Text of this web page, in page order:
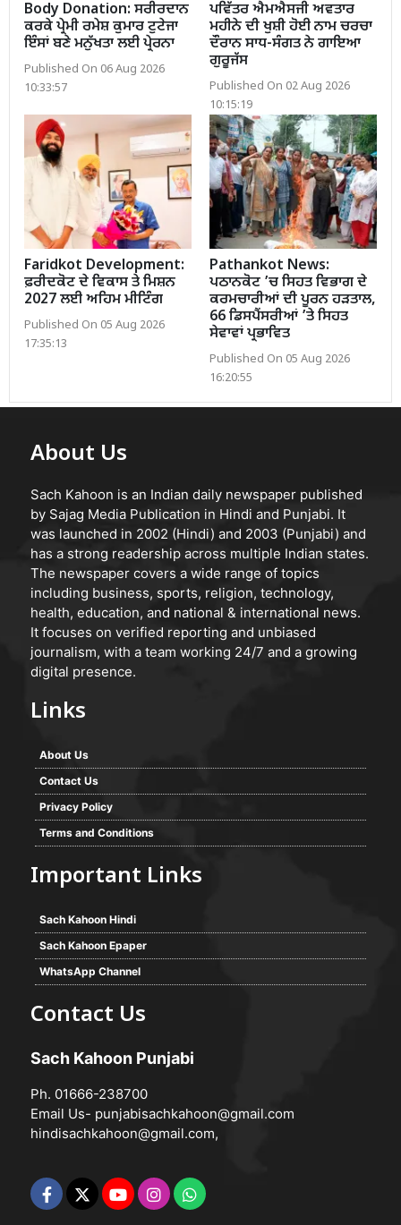
Body Donation: ਸਰੀਰਦਾਨ
ਕਰਕੇ ਪ੍ਰੇਮੀ ਰਮੇਸ਼ ਕੁਮਾਰ ਟੁਟੇਜਾ
ਇੰਸਾਂ ਬਣੇ ਮਨੁੱਖਤਾ ਲਈ ਪ੍ਰੇਰਨਾ
Published On 06 Aug 2026
10:33:57
ਪਵਿੱਤਰ ਐਮਐਸਜੀ ਅਵਤਾਰ
ਮਹੀਨੇ ਦੀ ਖੁਸ਼ੀ ਹੋਈ ਨਾਮ ਚਰਚਾ
ਦੌਰਾਨ ਸਾਧ-ਸੰਗਤ ਨੇ ਗਾਇਆ
ਗੁਰੂਜੱਸ
Published On 02 Aug 2026
10:15:19
Faridkot Development:
ਫ਼ਰੀਦਕੋਟ ਦੇ ਵਿਕਾਸ ਤੇ ਮਿਸ਼ਨ
2027 ਲਈ ਅਹਿਮ ਮੀਟਿੰਗ
Published On 05 Aug 2026
17:35:13
Pathankot News:
ਪਠਾਨਕੋਟ ’ਚ ਸਿਹਤ ਵਿਭਾਗ ਦੇ
ਕਰਮਚਾਰੀਆਂ ਦੀ ਪੂਰਨ ਹੜਤਾਲ,
66 ਡਿਸਪੈਂਸਰੀਆਂ ’ਤੇ ਸਿਹਤ
ਸੇਵਾਵਾਂ ਪ੍ਰਭਾਵਿਤ
Published On 05 Aug 2026
16:20:55
About Us
Sach Kahoon is an Indian daily newspaper published
by Sajag Media Publication in Hindi and Punjabi. It
was launched in 2002 (Hindi) and 2003 (Punjabi) and
has a strong readership across multiple Indian states.
The newspaper covers a wide range of topics
including business, sports, religion, technology,
health, education, and national & international news.
It focuses on verified reporting and unbiased
journalism, with a team working 24/7 and a growing
digital presence.
Links
About Us
Contact Us
Privacy Policy
Terms and Conditions
Important Links
Sach Kahoon Hindi
Sach Kahoon Epaper
WhatsApp Channel
Contact Us
Sach Kahoon Punjabi
Ph. 01666-238700
Email Us- punjabisachkahoon@gmail.com
hindisachkahoon@gmail.com,